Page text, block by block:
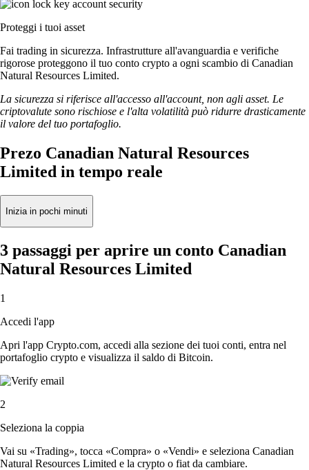
Proteggi i tuoi asset
Fai trading in sicurezza. Infrastrutture all'avanguardia e verifiche
rigorose proteggono il tuo conto crypto a ogni scambio di Canadian
Natural Resources Limited.
La sicurezza si riferisce all'accesso all'account, non agli asset. Le
criptovalute sono rischiose e l'alta volatilità può ridurre drasticamente
il valore del tuo portafoglio.
Prezo Canadian Natural Resources
Limited in tempo reale
Inizia in pochi minuti
3 passaggi per aprire un conto Canadian
Natural Resources Limited
1
Accedi l'app
Apri l'app Crypto.com, accedi alla sezione dei tuoi conti, entra nel
portafoglio crypto e visualizza il saldo di Bitcoin.
2
Seleziona la coppia
Vai su «Trading», tocca «Compra» o «Vendi» e seleziona Canadian
Natural Resources Limited e la crypto o fiat da cambiare.